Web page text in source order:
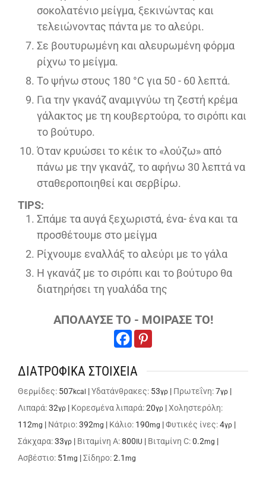
σοκολατένιο μείγμα, ξεκινώντας και
τελειώνοντας πάντα με το αλεύρι.
Σε βουτυρωμένη και αλευρωμένη φόρμα
ρίχνω το μείγμα.
Το ψήνω στους 180 °C για 50 - 60 λεπτά.
Για την γκανάζ αναμιγνύω τη ζεστή κρέμα
γάλακτος με τη κουβερτούρα, το σιρόπι και
το βούτυρο.
Όταν κρυώσει το κέικ το «λούζω» από
πάνω με την γκανάζ, το αφήνω 30 λεπτά να
σταθεροποιηθεί και σερβίρω.
TIPS:
Σπάμε τα αυγά ξεχωριστά, ένα- ένα και τα
προσθέτουμε στο μείγμα
Ρίχνουμε εναλλάξ το αλεύρι με το γάλα
Η γκανάζ με το σιρόπι και το βούτυρο θα
διατηρήσει τη γυαλάδα της
ΑΠΟΛΑΥΣΕ ΤΟ - ΜΟΙΡΑΣΕ ΤΟ!
ΔΙΑΤΡΟΦΙΚΑ ΣΤΟΙΧΕΙΑ
Θερμίδες: 507kcal |Υδατάνθρακες: 53γρ | Πρωτεΐνη:7γρ |
Λιπαρά:32γρ | Κορεσμένα λιπαρά:20γρ |Χοληστερόλη:
112mg | Νάτριο:392mg | Κάλιο: 190mg |Φυτικές ίνες:4γρ |
Σάκχαρα:33γρ | Βιταμίνη A:800IU | Βιταμίνη C:0.2mg |
Ασβέστιο: 51 mg |Σίδηρο:2.1 mg